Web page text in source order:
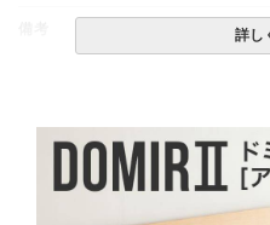
・組立設置無料！
る場合があります
詳し